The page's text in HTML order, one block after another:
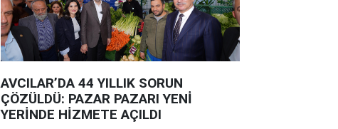
AVCILAR’DA 44 YILLIK SORUN
ÇÖZÜLDÜ: PAZAR PAZARI YENİ
YERİNDE HİZMETE AÇILDI